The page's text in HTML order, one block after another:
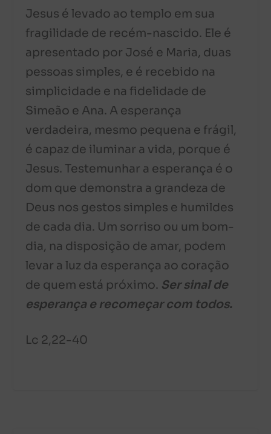
Jesus é levado ao templo em sua
fragilidade de recém-nascido. Ele é
apresentado por José e Maria, duas
pessoas simples, e é recebido na
simplicidade e na fidelidade de
Simeão e Ana. A esperança
verdadeira, mesmo pequena e frágil,
é capaz de iluminar a vida, porque é
Jesus. Testemunhar a esperança é o
dom que demonstra a grandeza de
Deus nos gestos simples e humildes
de cada dia. Um sorriso ou um bom-
dia, na disposição de amar, podem
levar a luz da esperança ao coração
de quem está próximo. Ser sinal de
esperança e recomeçar com todos.
Lc 2,22-40